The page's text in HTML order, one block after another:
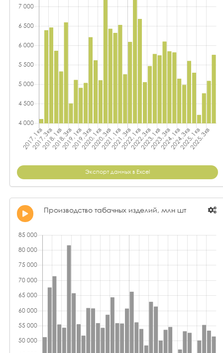
Экспорт данных в Excel
Производство табачных изделий, млн шт